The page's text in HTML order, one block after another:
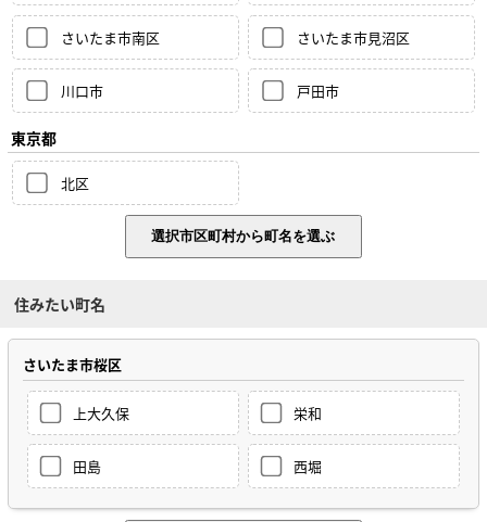
さいたま市南区 さいたま市見沼区
川口市 戸田市
東京都
北区
住みたい町名
さいたま市桜区
上大久保 栄和
田島 西堀